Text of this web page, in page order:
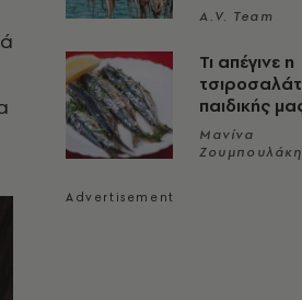
A.V. Team
Τι απέγινε η
παιδικής
Μανίνα
Ζουμπουλάκη